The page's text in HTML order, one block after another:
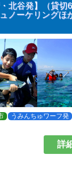
北谷発】（貸切
ノーケリングほ
うみんちゅワーフ発
詳